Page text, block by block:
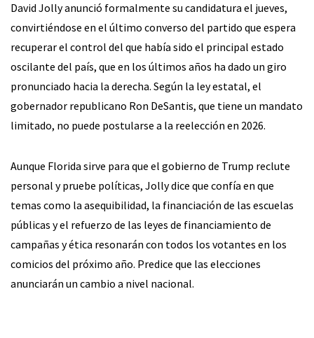
David Jolly anunció formalmente su candidatura el jueves,
convirtiéndose en el último converso del partido que espera
recuperar el control del que había sido el principal estado
oscilante del país, que en los últimos años ha dado un giro
pronunciado hacia la derecha. Según la ley estatal, el
gobernador republicano Ron DeSantis, que tiene un mandato
limitado, no puede postularse a la reelección en 2026.
Aunque Florida sirve para que el gobierno de Trump reclute
personal y pruebe políticas, Jolly dice que confía en que
temas como la asequibilidad, la financiación de las escuelas
públicas y el refuerzo de las leyes de financiamiento de
campañas y ética resonarán con todos los votantes en los
comicios del próximo año. Predice que las elecciones
anunciarán un cambio a nivel nacional.